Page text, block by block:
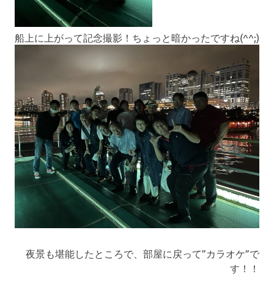
船上に上がって記念撮影！ちょっと暗かったですね(^^;)
夜景も堪能したところで、部屋に戻って”カラオケ”で
す！！